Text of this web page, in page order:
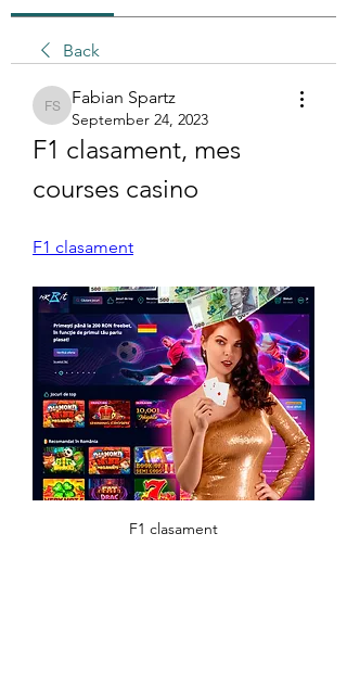
Back
Fabian Spartz
Fabian Spartz
September 24, 2023
F1 clasament, mes
courses casino
F1 clasament
F1 clasament